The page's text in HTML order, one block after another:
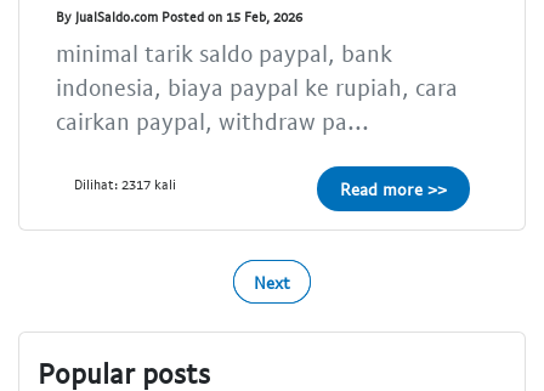
By JualSaldo.com Posted on 15 Feb, 2026
minimal tarik saldo paypal, bank
indonesia, biaya paypal ke rupiah, cara
cairkan paypal, withdraw pa...
Dilihat: 2317 kali Read more >>
Next
Popular posts